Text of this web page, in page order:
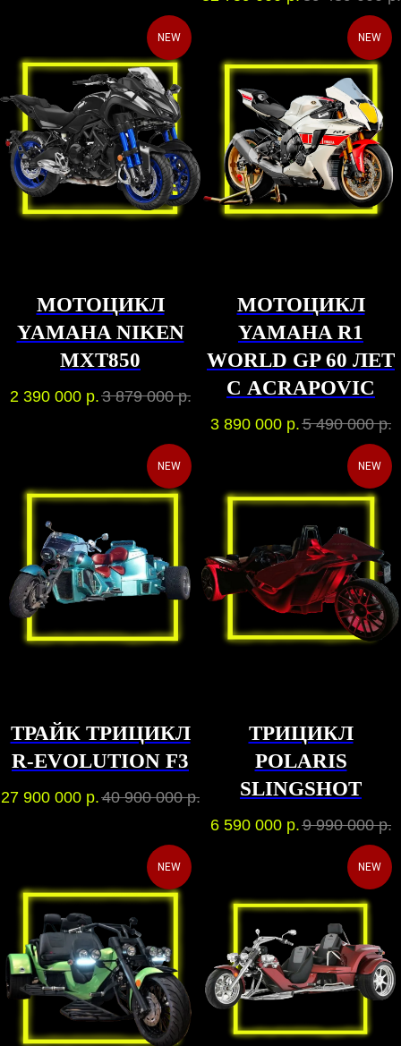
NEW
МОТОЦИКЛ
YAMAHA NIKEN
MXT850
2 390 000 р.3 879 000 р.
NEW
МОТОЦИКЛ
YAMAHA R1
WORLD GP 60 ЛЕТ
С ACRAPOVIC
3 890 000 р.5 490 000 р.
NEW
ТРАЙК ТРИЦИКЛ
R-EVOLUTION F3
27 900 000 р.40 900 000 р.
NEW
ТРИЦИКЛ
POLARIS
SLINGSHOT
6 590 000 р.9 990 000 р.
NEW NEW